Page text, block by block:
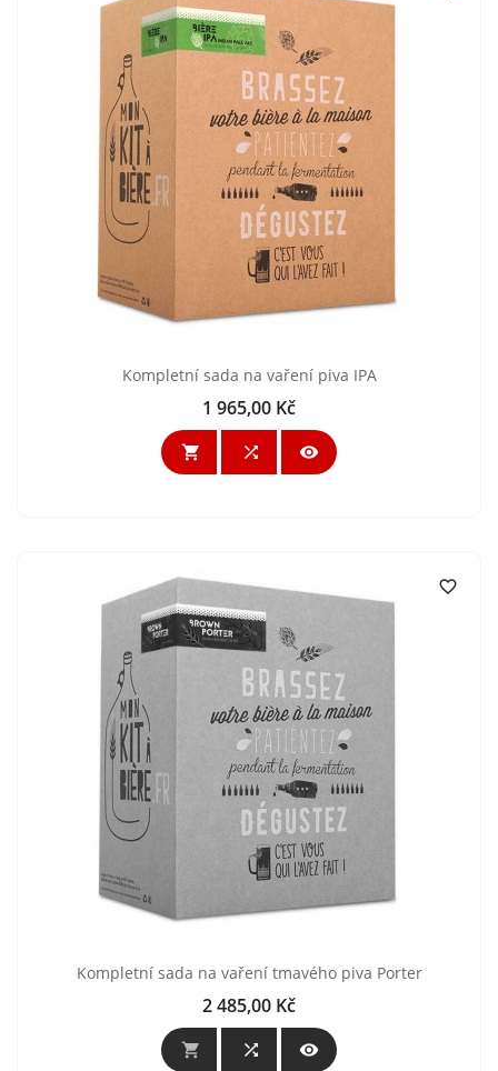
Kompletní sada na vaření piva IPA
Cena
1 965,00 Kč
  

Kompletní sada na vaření tmavého piva Porter
Cena
2 485,00 Kč
  